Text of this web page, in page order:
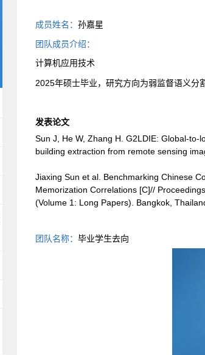
成员姓名： 孙嘉星
团队成员介绍：
计算机应用技术
2025年硕士毕业，研究方向为弱监督语义分
发表论文
Sun J, He W, Zhang H. G2LDIE: Global-
building extraction from remote sensing
Jiaxing Sun et al. Benchmarking Chinese
Memorization Correlations [C]//
(Volume 1: Long Papers). Bangkok,
团队名称： 毕业学生去向